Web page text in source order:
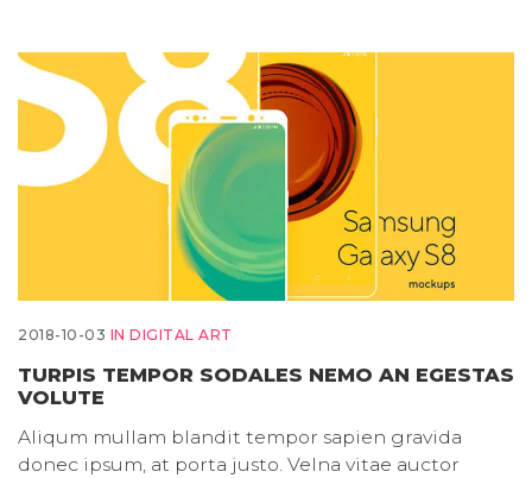
2018-10-03 IN DIGITAL ART
TURPIS TEMPOR SODALES NEMO AN EGESTAS
VOLUTE
Aliqum mullam blandit tempor sapien gravida
donec ipsum, at porta justo. Velna vitae auctor